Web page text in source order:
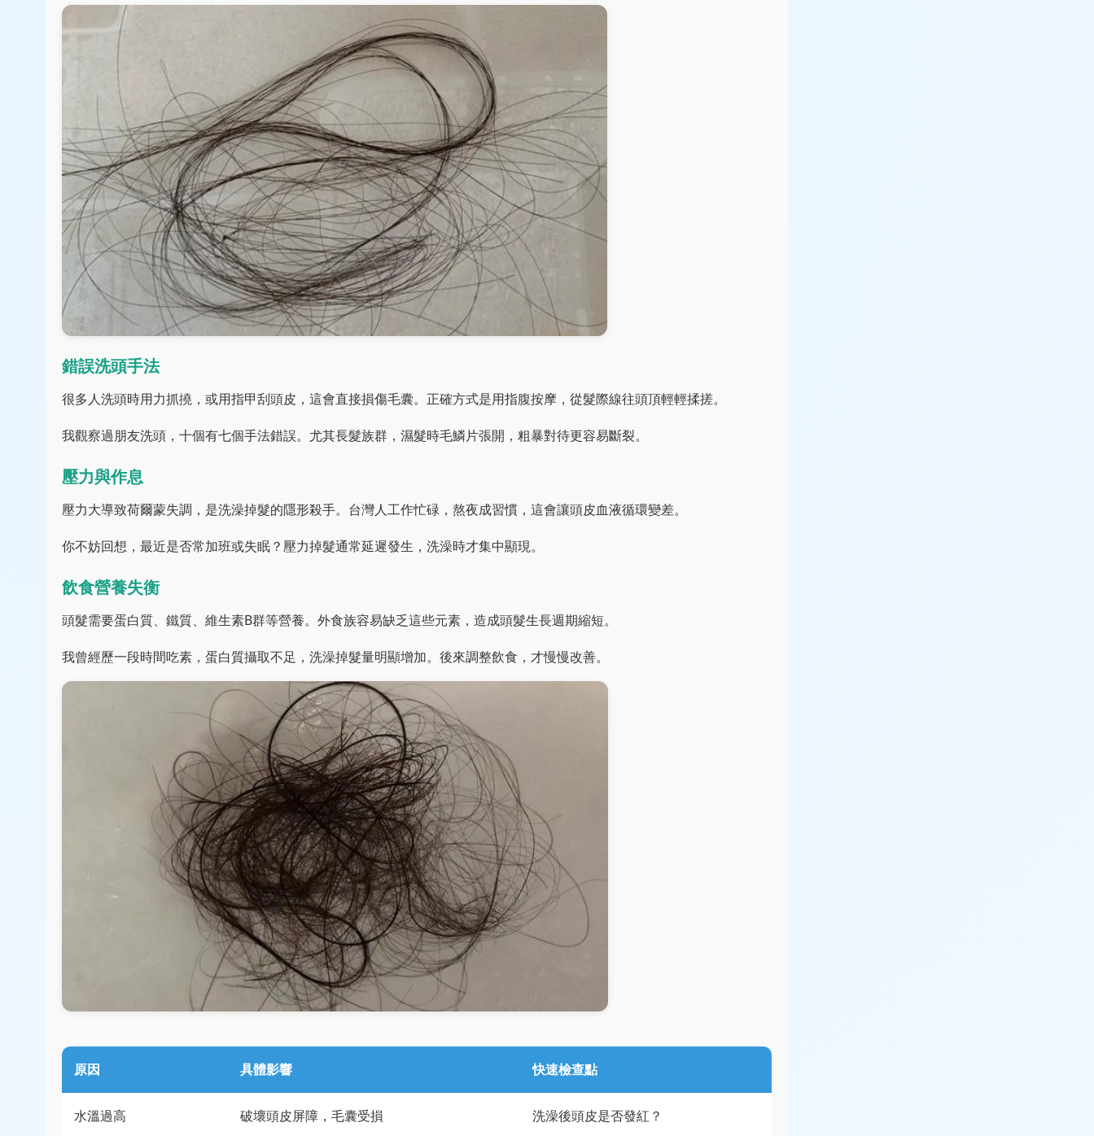
錯誤洗頭手法
很多人洗頭時用力抓撓，或用指甲刮頭皮，這會直接損傷毛囊。正確方式是用指腹按摩，從髮際線往頭頂輕輕揉搓。
我觀察過朋友洗頭，十個有七個手法錯誤。尤其長髮族群，濕髮時毛鱗片張開，粗暴對待更容易斷裂。
壓力與作息
壓力大導致荷爾蒙失調，是洗澡掉髮的隱形殺手。台灣人工作忙碌，熬夜成習慣，這會讓頭皮血液循環變差。
你不妨回想，最近是否常加班或失眠？壓力掉髮通常延遲發生，洗澡時才集中顯現。
飲食營養失衡
頭髮需要蛋白質、鐵質、維生素B群等營養。外食族容易缺乏這些元素，造成頭髮生長週期縮短。
我曾經歷一段時間吃素，蛋白質攝取不足，洗澡掉髮量明顯增加。後來調整飲食，才慢慢改善。
原因 具體影響 快速檢查點
水溫過高 破壞頭皮屏障，毛囊受損 洗澡後頭皮是否發紅？